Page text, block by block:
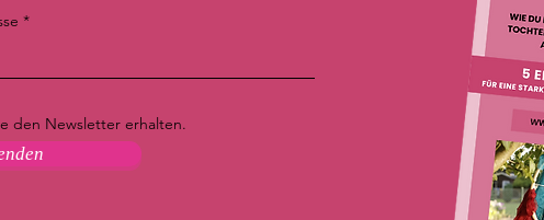
den Newsletter erhalten.